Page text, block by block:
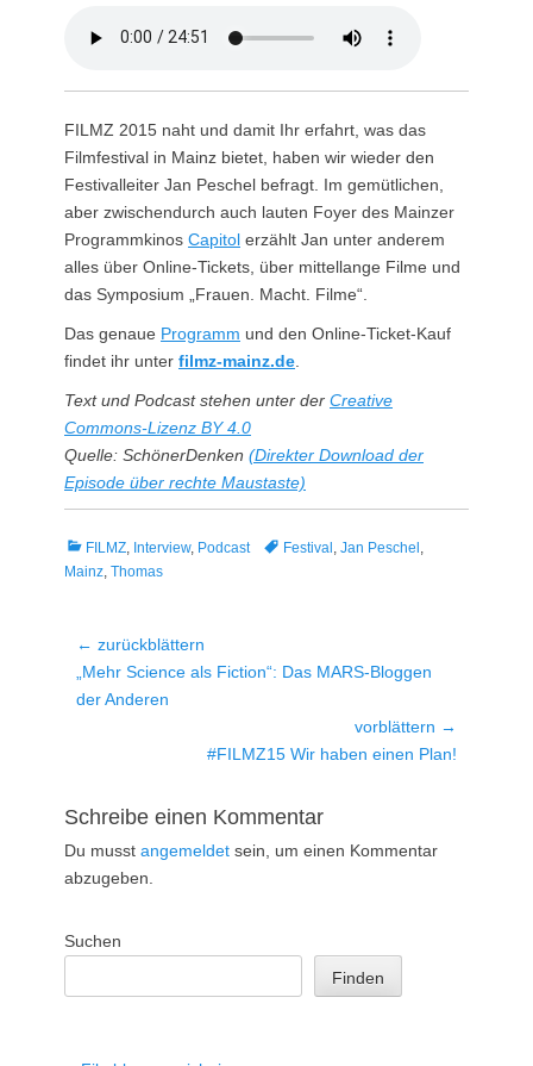
FILMZ 2015 naht und damit Ihr erfahrt, was das
Filmfestival in Mainz bietet, haben wir wieder den
Festivalleiter Jan Peschel befragt. Im gemütlichen,
aber zwischendurch auch lauten Foyer des Mainzer
Programmkinos Capitol erzählt Jan unter anderem
alles über Online-Tickets, über mittellange Filme und
das Symposium „Frauen. Macht. Filme“.
Das genaue Programm und den Online-Ticket-Kauf
findet ihr unter filmz-mainz.de
Text und Podcast stehen unter der Creative
Commons-Lizenz BY 4.0
Quelle: SchönerDenken (Direkter Download der
Episode über rechte Maustaste)
Kategorien
FILMZ Interview, Podcast TagsFestival Jan Peschel
Mainz Thomas
Beitragsnavigation
← zurückblättern
Vorheriger
Beitrag:
„Mehr Science als Fiction“: Das MARS-Bloggen
der Anderen
vorblättern →
#FILMZ15 Wir haben einen Plan!
Schreibe einen Kommentar
Du musst angemeldet sein, um einen Kommentar
abzugeben.
Suchen
Finden